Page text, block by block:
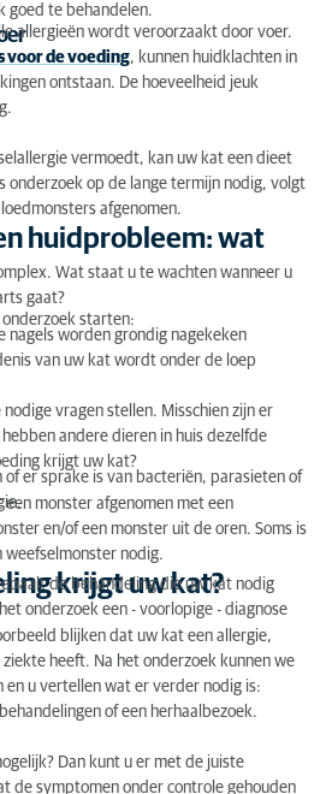
goed te behandelen.
allergieën wordt veroorzaakt door voer.
voor de voeding, kunnen huidklachten in
ontstaan. De hoeveelheid jeuk
vermoedt, kan uw kat een dieet
onderzoek op de lange termijn nodig, volgt
afgenomen.
huidprobleem: wat
Wat staat u te wachten wanneer u
gaat?
starten:
nagels worden grondig nagekeken
van uw kat wordt onder de loep
vragen stellen. Misschien zijn er
andere dieren in huis dezelfde
krijgt uw kat?
of er sprake is van bacteriën, parasieten of
monster afgenomen met een
en/of een monster uit de oren. Soms is
weefselmonster nodig.
krijgt uw kat?
de behandeling die uw kat nodig
onderzoek een - voorlopige - diagnose
blijken dat uw kat een allergie,
heeft. Na het onderzoek kunnen we
en u vertellen wat er verder nodig is:
of een herhaalbezoek.
Dan kunt u er met de juiste
de symptomen onder controle gehouden